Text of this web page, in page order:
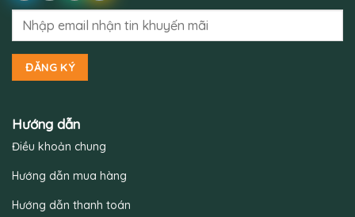
Hướng dẫn
Điều khoản chung
Hướng dẫn mua hàng
Hướng dẫn thanh toán